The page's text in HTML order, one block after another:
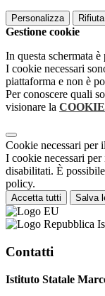
Personalizza
Gestione cookie
In questa schermata
I cookie necessari
piattaforma e non è
Per conoscere quali
visionare la
Cookie necessari per
I cookie necessari
disabilitati. È
policy.
Accetta tutti Salva
Contatti
Istituto Statale